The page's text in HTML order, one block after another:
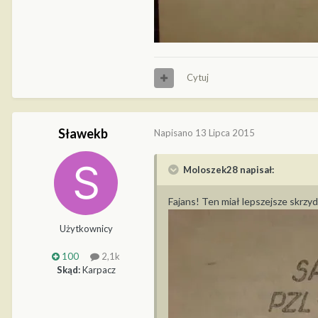
Cytuj
Sławekb
Użytkownicy
100
2,1k
Skąd:Karpacz
Napisano 13 Lipca 2015
Moloszek28 napisał:
Fajans! Ten miał lepszejsze